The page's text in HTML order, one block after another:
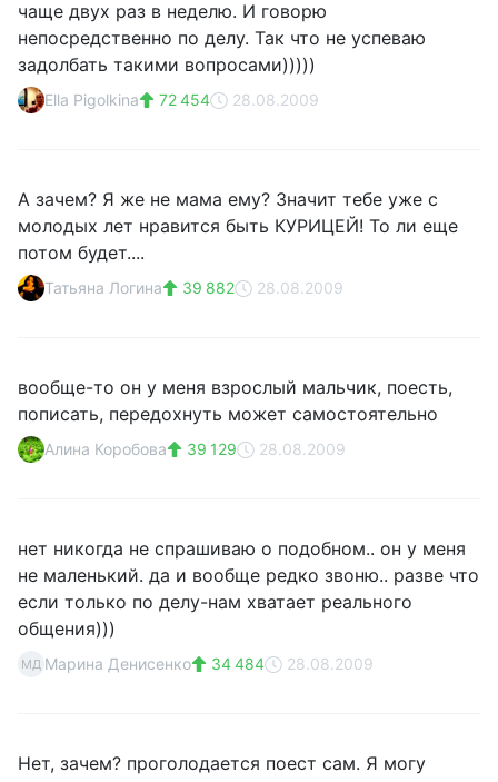
чаще двух раз в неделю. И говорю
непосредственно по делу. Так что не успеваю
задолбать такими вопросами)))))
Ella Pigolkina 72 454 28.08.2009
А зачем? Я же не мама ему? Значит тебе уже с
молодых лет нравится быть КУРИЦЕЙ! То ли еще
потом будет....
Татьяна Логина 39 882 28.08.2009
вообще-то он у меня взрослый мальчик, поесть,
пописать, передохнуть может самостоятельно
Алина Коробова 39 129 28.08.2009
нет никогда не спрашиваю о подобном.. он у меня
не маленький. да и вообще редко звоню.. разве что
если только по делу-нам хватает реального
общения)))
МД Марина Денисенко 34 484 28.08.2009
Нет, зачем? проголодается поест сам. Я могу